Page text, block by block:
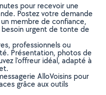
pour recevoir une
Postez votre demande
membre de confiance,
urgent de tonte de
professionnels ou
Présentation, photos de
l'offreur idéal, adapté à
AlloVoisins pour
grâce aux outils